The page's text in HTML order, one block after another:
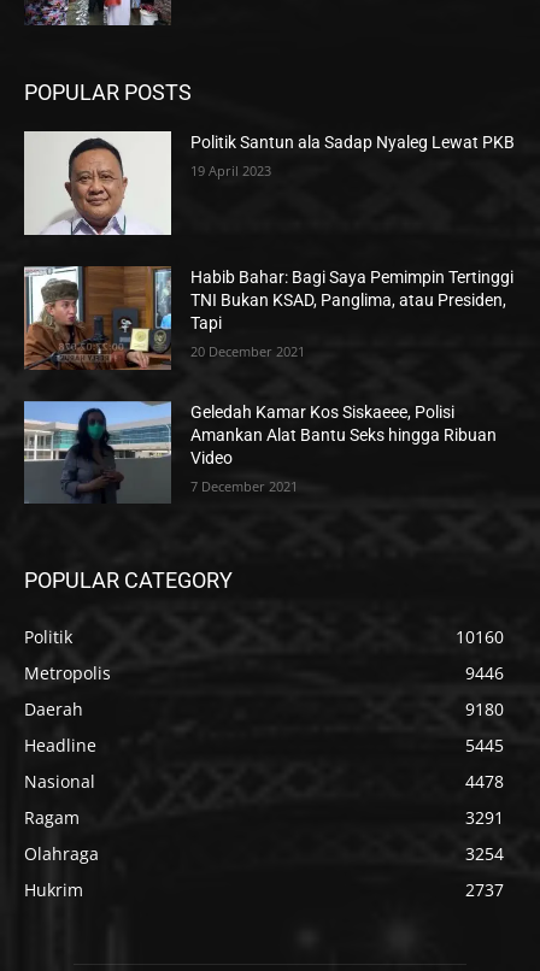
POPULAR POSTS
Politik Santun ala Sadap Nyaleg Lewat PKB
19 April 2023
Habib Bahar: Bagi Saya Pemimpin Tertinggi
TNI Bukan KSAD, Panglima, atau Presiden,
Tapi
20 December 2021
Geledah Kamar Kos Siskaeee, Polisi
Amankan Alat Bantu Seks hingga Ribuan
Video
7 December 2021
POPULAR CATEGORY
Politik
10160
Metropolis
9446
Daerah
9180
Headline
5445
Nasional
4478
Ragam
3291
Olahraga
3254
Hukrim
2737